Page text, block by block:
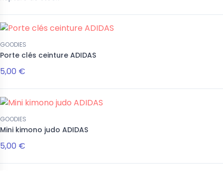
5,40 €
18,00 €
12,50 €
25,00 €
12,50 €
25,00 €
Rupture
GOODIES
Porte clés ceinture ADIDAS
5,00 €
GOODIES
Mini kimono judo ADIDAS
5,00 €